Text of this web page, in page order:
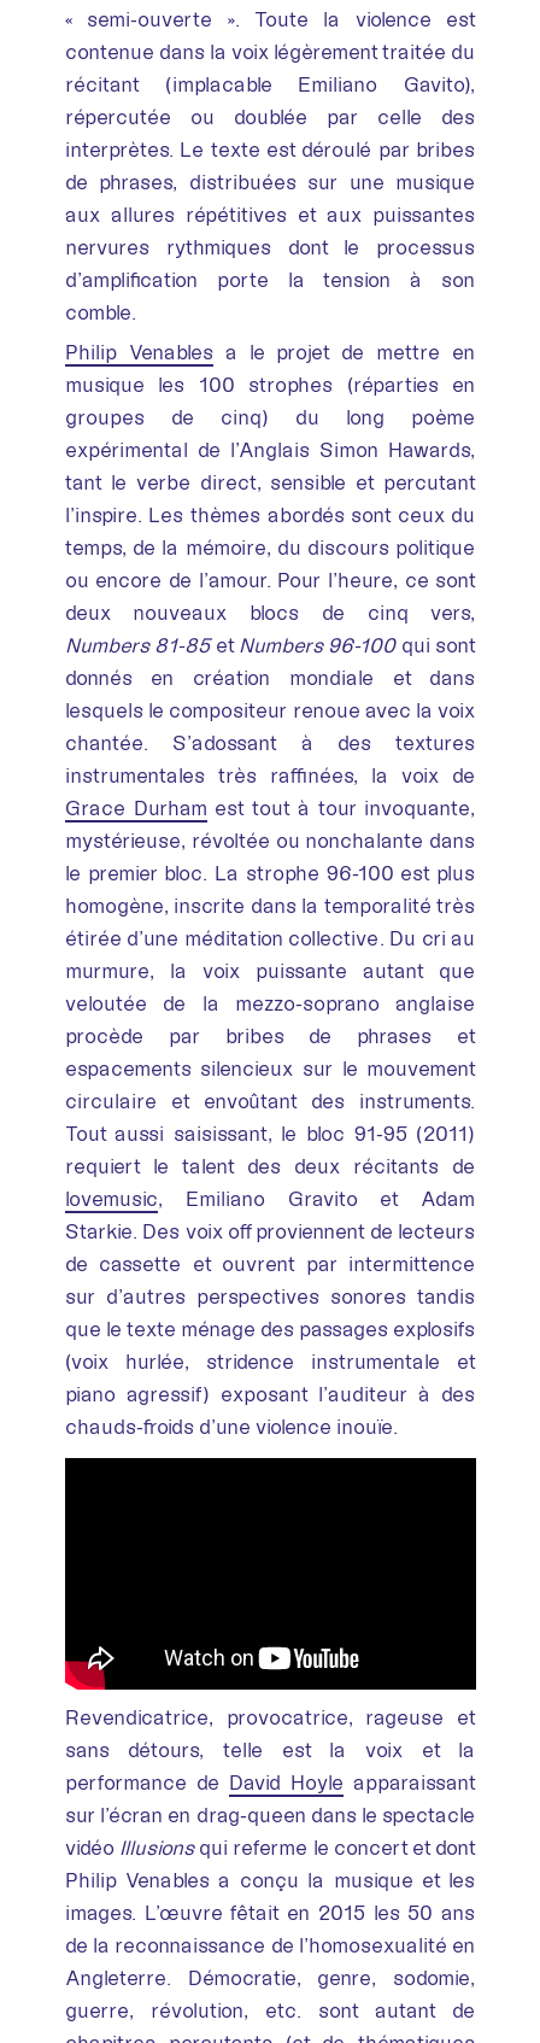
« semi-ouverte ». Toute la violence est
contenue dans la voix légèrement traitée du
récitant (implacable Emiliano Gavito),
répercutée ou doublée par celle des
interprètes. Le texte est déroulé par bribes
de phrases, distribuées sur une musique
aux allures répétitives et aux puissantes
nervures rythmiques dont le processus
d’amplification porte la tension à son
comble.
Philip Venablesa le projet de mettre en
musique les 100 strophes (réparties en
groupes de cinq) du long poème
expérimental de l’Anglais Simon Hawards,
tant le verbe direct, sensible et percutant
l’inspire. Les thèmes abordés sont ceux du
temps, de la mémoire, du discours politique
ou encore de l’amour. Pour l’heure, ce sont
deux nouveaux blocs de cinq vers,
Numbers 81-85et Numbers 96-100qui sont
donnés en création mondiale et dans
lesquels le compositeur renoue avec la voix
chantée. S’adossant à des textures
instrumentales très raffinées, la voix de
Grace Durham est tout à tour invoquante,
mystérieuse, révoltée ou nonchalante dans
le premier bloc. La strophe 96-100 est plus
homogène, inscrite dans la temporalité très
étirée d’une méditation collective. Du cri au
murmure, la voix puissante autant que
veloutée de la mezzo-soprano anglaise
procède par bribes de phrases et
espacements silencieux sur le mouvement
circulaire et envoûtant des instruments.
Tout aussi saisissant, le bloc 91-95 (2011)
requiert le talent des deux récitants de
lovemusic, Emiliano Gravito et Adam
Starkie. Des voix off proviennent de lecteurs
de cassette et ouvrent par intermittence
sur d’autres perspectives sonores tandis
que le texte ménage des passages explosifs
(voix hurlée, stridence instrumentale et
piano agressif) exposant l’auditeur à des
chauds-froids d’une violence inouïe.
Revendicatrice, provocatrice, rageuse et
sans détours, telle est la voix et la
performance de David Hoyle apparaissant
sur l’écran en drag-queen dans le spectacle
vidéo Illusions qui referme le concert et dont
Philip Venables a conçu la musique et les
images. L’œuvre fêtait en 2015 les 50 ans
de la reconnaissance de l’homosexualité en
Angleterre. Démocratie, genre, sodomie,
guerre, révolution, etc. sont autant de